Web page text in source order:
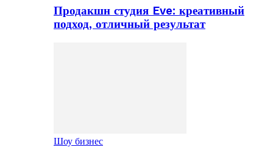
Продакшн студия Eve: креативный
подход, отличный результат
Шоу бизнес